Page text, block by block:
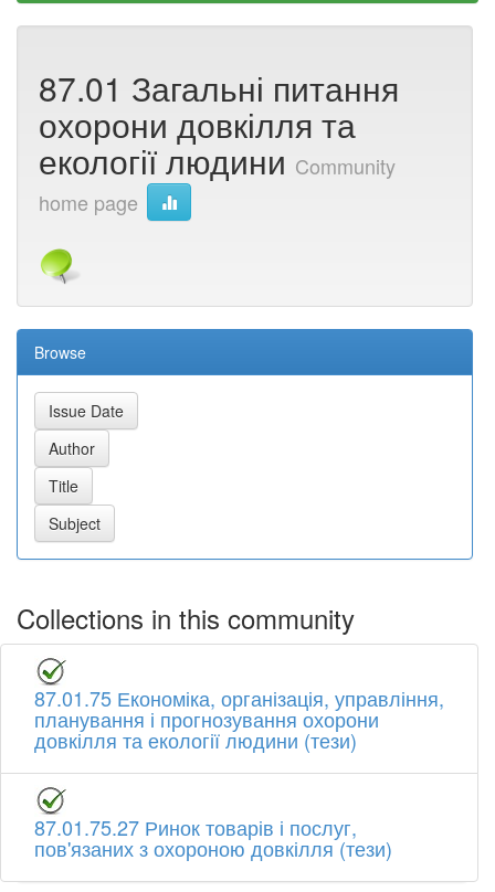
87.01 Загальні питання
охорони довкілля та
екології людини Community
home page
Browse
Collections in this community
87.01.75 Економіка, організація, управління,
планування і прогнозування охорони
довкілля та екології людини (тези)
87.01.75.27 Ринок товарів і послуг,
пов'язаних з охороною довкілля (тези)